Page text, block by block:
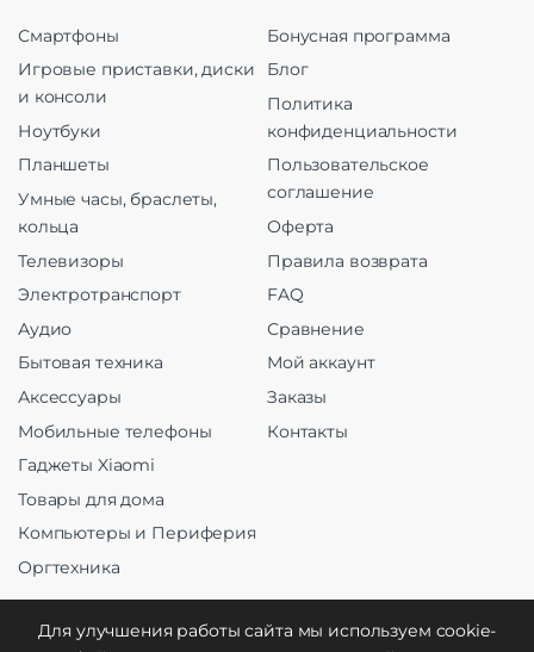
Смартфоны
Игровые приставки, диски
и консоли
Ноутбуки
Планшеты
Умные часы, браслеты,
кольца
Телевизоры
Электротранспорт
Аудио
Бытовая техника
Аксессуары
Мобильные телефоны
Гаджеты Xiaomi
Товары для дома
Компьютеры и Периферия
Оргтехника
Бонусная программа
Блог
Политика
конфиденциальности
Пользовательское
соглашение
Оферта
Правила возврата
FAQ
Сравнение
Мой аккаунт
Заказы
Контакты
Для улучшения работы сайта мы используем cookie-